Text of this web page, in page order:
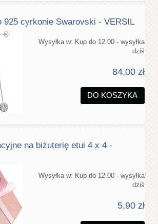
925 cyrkonie Swarovski - VERSIL
Wysyłka w: Kup do 12.00 - wysyłka
dziś
84,00 zł
DO KOSZYKA
na biżuterię etui 4 x 4 -
Wysyłka w: Kup do 12.00 - wysyłka
dziś
5,90 zł